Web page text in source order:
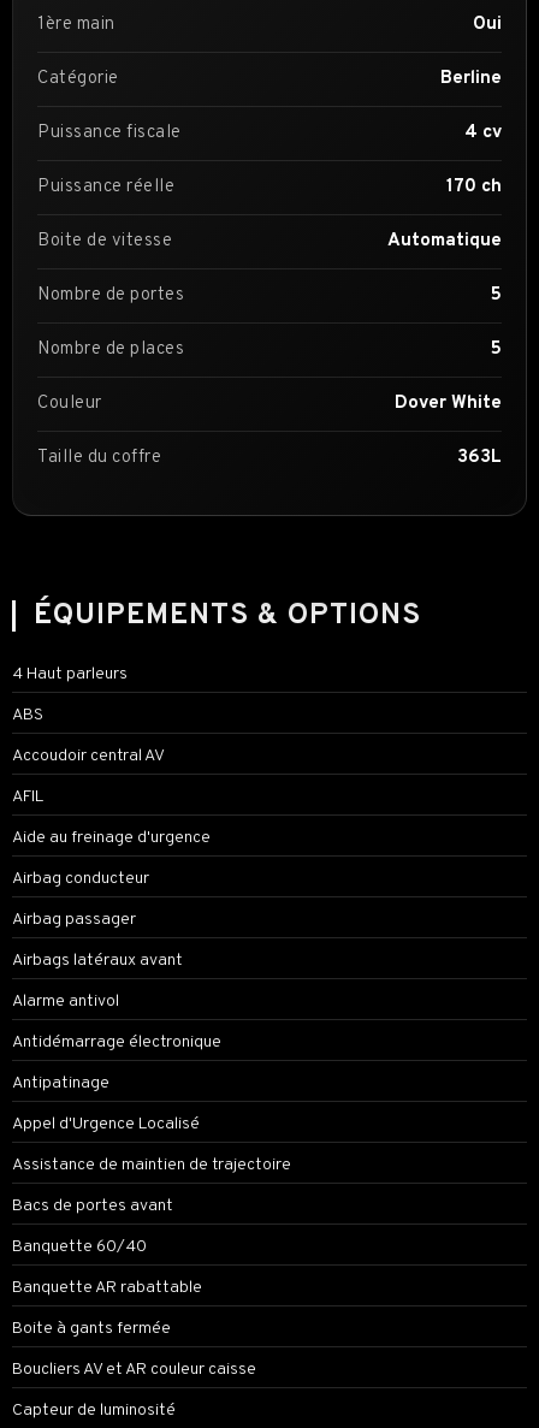
1ère main Oui
Catégorie Berline
Puissance fiscale 4 cv
Puissance réelle 170 ch
Boite de vitesse Automatique
Nombre de portes 5
Nombre de places 5
Couleur Dover White
Taille du coffre 363L
ÉQUIPEMENTS & OPTIONS
4 Haut parleurs
ABS
Accoudoir central AV
AFIL
Aide au freinage d'urgence
Airbag conducteur
Airbag passager
Airbags latéraux avant
Alarme antivol
Antidémarrage électronique
Antipatinage
Appel d'Urgence Localisé
Assistance de maintien de trajectoire
Bacs de portes avant
Banquette 60/40
Banquette AR rabattable
Boite à gants fermée
Boucliers AV et AR couleur caisse
Capteur de luminosité